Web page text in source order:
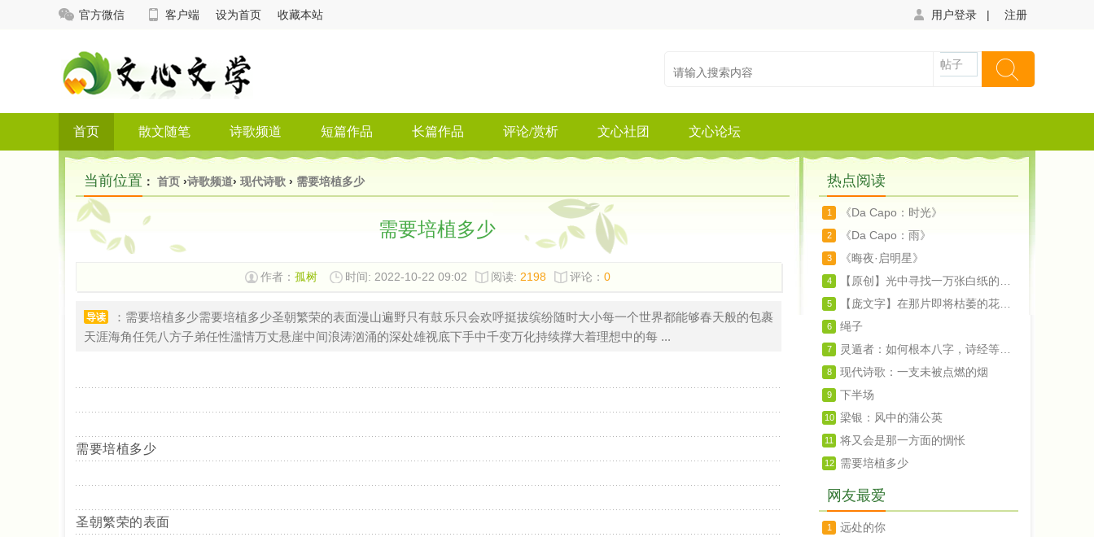
官方微信 客户端 设为首页 收藏本站 用户登录 | 注册
帖子
首页 散文随笔 诗歌频道 短篇作品 长篇作品 评论/赏析 文心社团 文心论坛
当前位置 ： 首页 ›诗歌频道› 现代诗歌 › 需要培植多少
需要培植多少
作者： 孤树 时间: 2022-10-22 09:02 阅读: 2198 评论： 0
导读
：需要培植多少需要培植多少圣朝繁荣的表面漫山遍野只有鼓乐只会欢呼挺拔缤纷随时大小每一个世界都能够春天般的包裹
天涯海角任凭八方子弟任性滥情万丈悬崖中间浪涛汹涌的深处雄视底下手中千变万化持续撑大着理想中的每 ...
需要培植多少
圣朝繁荣的表面
热点阅读
1 《Da Capo：时光》
2 《Da Capo：雨》
3 《晦夜·启明星》
4
5
6 绳子
7
8 现代诗歌：一支未被点燃的烟
9 下半场
10 梁银：风中的蒲公英
11 将又会是那一方面的惆怅
12 需要培植多少
网友最爱
1 远处的你